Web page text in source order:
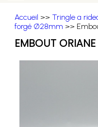
Accueil >> Tringle a
forgé Ø28mm >>
EMBOUT